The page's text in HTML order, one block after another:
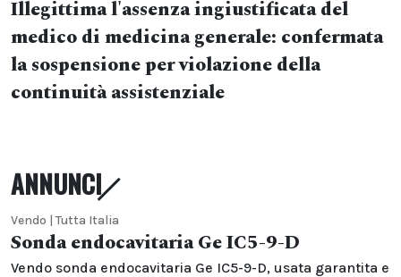
Illegittima l'assenza ingiustificata del
medico di medicina generale: confermata
la sospensione per violazione della
continuità assistenziale
ANNUNCI
Vendo | Tutta Italia
Sonda endocavitaria Ge IC5-9-D
Vendo sonda endocavitaria Ge IC5-9-D, usata garantita e